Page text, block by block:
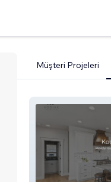
Müşteri Projeleri